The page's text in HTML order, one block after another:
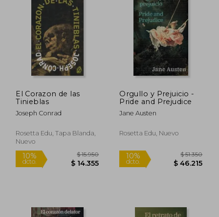
dcto. $ 71.439 dcto.
El Corazon de las
Tinieblas
Joseph Conrad
Rosetta Edu, Tapa Blanda,
Nuevo
Orgullo y Prejuicio -
Pride and Prejudice
Jane Austen
Rosetta Edu, Nuevo